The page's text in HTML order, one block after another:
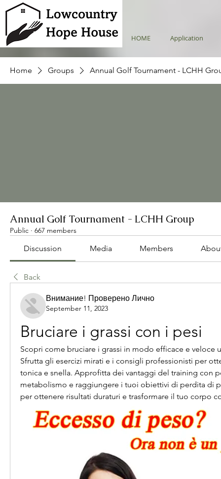
HOME Application
Home Groups Annual Golf Tournament - LCHH
Annual Golf Tournament - LCHH Group
Public · 667 members
Discussion Media Members
Back
Внимание! Проверено Лично
September 11, 2023
Bruciare i grassi con i pesi
Scopri come bruciare i grassi in modo efficace e veloce
Sfrutta gli esercizi mirati e i consigli professionisti per
tonica e snella. Approfitta dei vantaggi del training con
metabolismo e raggiungere i tuoi obiettivi di perdita di
per ottenere risultati duraturi e trasformare il tuo corpo